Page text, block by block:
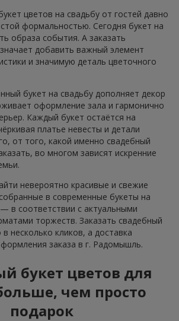
цветов на свадьбу от гостей давно
формальностью. Сегодня букет на
образа события. А заказать
добавить важный элемент
и значимую деталь цветочного
букет на свадьбу дополняет декор
оформление зала и гармонично
Каждый букет остаётся на
платье невесты и детали
от того, какой именно свадебный
во многом зависят искренние
невероятно красивые и свежие
в современные букеты на
в соответствии с актуальными
торжеств. Заказать свадебный
несколько кликов, а доставка
заказа в г. Радомышль.
букет цветов для
чем просто
подарок